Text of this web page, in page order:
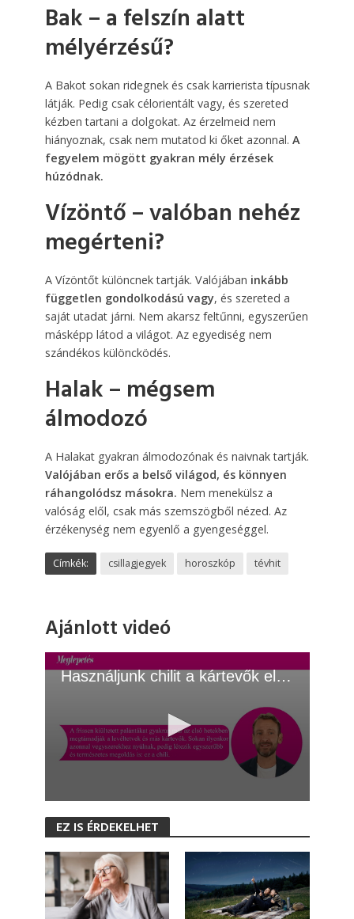
Bak– a felszín alatt
mélyérzésű?
A Bakot sokan ridegnek és csak karrierista típusnak
látják. Pedig csak célorientált vagy, és szereted
kézben tartani a dolgokat. Az érzelmeid nem
hiányoznak, csak nem mutatod ki őket azonnal. A
fegyelem mögött gyakran mély érzések
húzódnak.
Vízöntő– valóban nehéz
megérteni?
A Vízöntőt különcnek tartják. Valójában inkább
független gondolkodású vagy, és szereted a
saját utadat járni. Nem akarsz feltűnni, egyszerűen
másképp látod a világot. Az egyediség nem
szándékos különcködés.
Halak– mégsem
álmodozó
A Halakat gyakran álmodozónak és naivnak tartják.
Valójában erős a belső világod, és könnyen
ráhangolódsz másokra. Nem menekülsz a
valóság elől, csak más szemszögből nézed. Az
érzékenység nem egyenlő a gyengeséggel.
Címkék: csillagjegyek horoszkóp tévhit
Ajánlott videó
Használjunk chilit a kártevők ellen!
s
o
n
d
s
o
EZ IS ÉRDEKELHET